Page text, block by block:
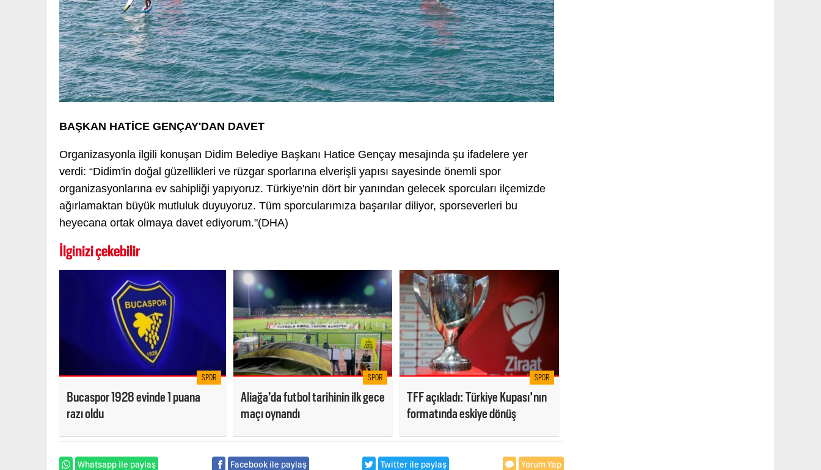
BAŞKAN HATİCE GENÇAY'DAN DAVET
Organizasyonla ilgili konuşan Didim Belediye Başkanı Hatice Gençay mesajında şu ifadelere yer
verdi: “Didim'in doğal güzellikleri ve rüzgar sporlarına elverişli yapısı sayesinde önemli spor
organizasyonlarına ev sahipliği yapıyoruz. Türkiye'nin dört bir yanından gelecek sporcuları ilçemizde
ağırlamaktan büyük mutluluk duyuyoruz. Tüm sporcularımıza başarılar diliyor, sporseverleri bu
heyecana ortak olmaya davet ediyorum."(DHA)
İlginizi çekebilir
SPOR
Bucaspor 1928 evinde 1 puana
razı oldu
SPOR
Aliağa’da futbol tarihinin ilk gece
maçı oynandı
SPOR
TFF açıkladı: Türkiye Kupası'nın
formatında eskiye dönüş
Whatsapp ile paylaş Facebook ile paylaş Twitter ile paylaş Yorum Yap